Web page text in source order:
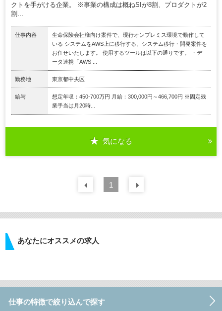
クトを手がける企業。 ※事業の構成は概ねSIが8割、プロダクトが2
割...
仕事内容
生命保険会社様向け案件で、現行オンプレミス環境で動作して
いる システムをAWS上に移行する、システム移行・開発案件を
お任せいたします。 使用するツールは以下の通りです。 ・デ
ータ連携「AWS ...
勤務地 東京都中央区
給与
想定年収：450-700万円 月給：300,000円～466,700円 ※固定残
業手当は月20時...
気になる
前の 件
1
あなたにオススメの求人
仕事の特徴で絞り込んで探す